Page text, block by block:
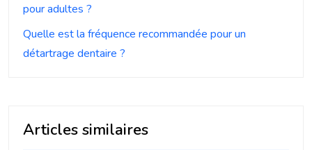
pour adultes ?
Quelle est la fréquence recommandée pour un
détartrage dentaire ?
Articles similaires